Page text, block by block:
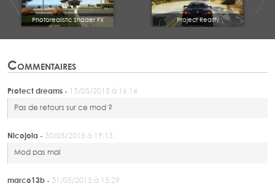
Photorealistic Shader FX Project Reality
Commentaires
Protect dreams - 13/05/2015 à 16:14
Pas de retours sur ce mod ?
Nicojola - 30/05/2015 à 19:13
Mod pas mal
marco13b - 31/05/2015 à 15:29